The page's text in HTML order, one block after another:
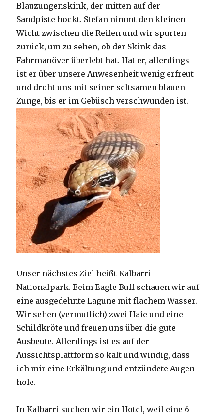
Blauzungenskink, der mitten auf der
Sandpiste hockt. Stefan nimmt den kleinen
Wicht zwischen die Reifen und wir spurten
zurück, um zu sehen, ob der Skink das
Fahrmanöver überlebt hat. Hat er, allerdings
ist er über unsere Anwesenheit wenig erfreut
und droht uns mit seiner seltsamen blauen
Zunge, bis er im Gebüsch verschwunden ist.
Unser nächstes Ziel heißt Kalbarri
Nationalpark. Beim Eagle Buff schauen wir auf
eine ausgedehnte Lagune mit flachem Wasser.
Wir sehen (vermutlich) zwei Haie und eine
Schildkröte und freuen uns über die gute
Ausbeute. Allerdings ist es auf der
Aussichtsplattform so kalt und windig, dass
ich mir eine Erkältung und entzündete Augen
hole.
In Kalbarri suchen wir ein Hotel, weil eine 6